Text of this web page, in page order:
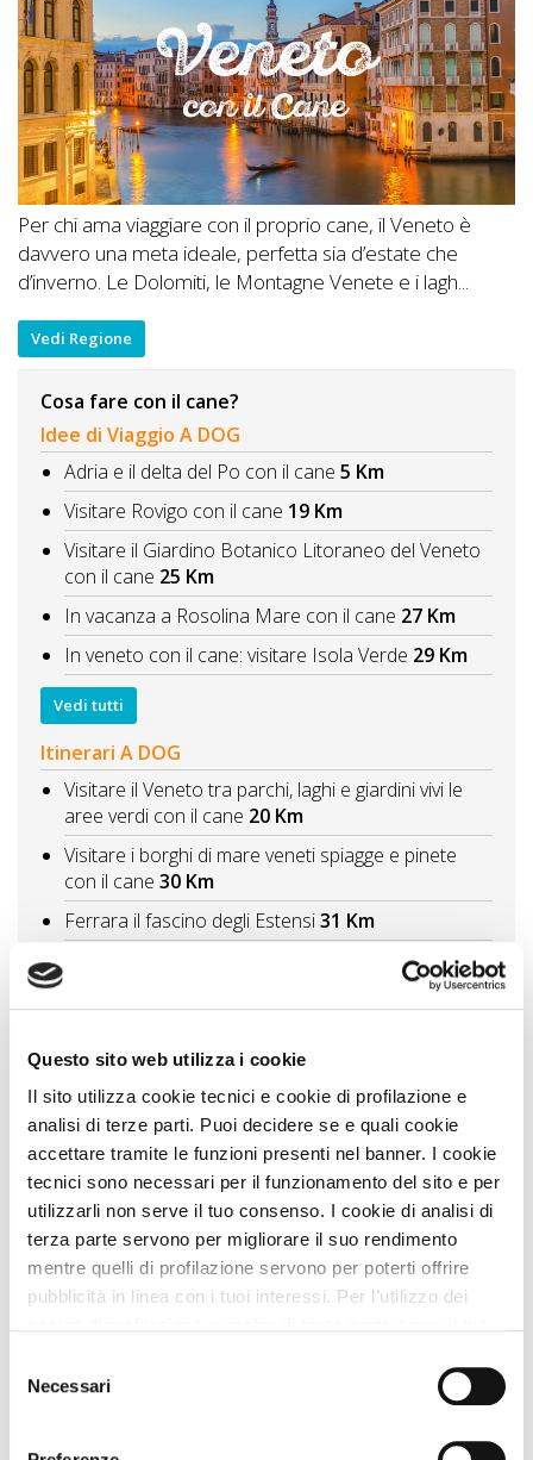
Questo sito web utilizza i cookie
Il sito utilizza cookie tecnici e cookie di profilazione e
analisi di terze parti. Puoi decidere se e quali cookie
accettare tramite le funzioni presenti nel banner. I cookie
tecnici sono necessari per il funzionamento del sito e per
utilizzarli non serve il tuo consenso. I cookie di analisi di
terza parte servono per migliorare il suo rendimento
mentre quelli di profilazione servono per poterti offrire
pubblicità in linea con i tuoi interessi. Per l’utilizzo dei
senza accettare” verranno installati solo i cookie tecnici.
Cliccando il pulsante “Accetta tutto” acconsenti all’utilizzo
di tutti i cookie. Cliccando il pulsante “mostra dettagli”
delNecessari
Per chi ama viaggiare con il proprio cane, il Veneto è
davvero una meta ideale, perfetta sia d’estate che
d’inverno. Le Dolomiti, le Montagne Venete e i lagh...
Vedi Regione
Cosa fare con il cane?
Idee di Viaggio A DOG
Adria e il delta del Po con il cane 5 Km
Visitare Rovigo con il cane 19 Km
Visitare il Giardino Botanico Litoraneo del Veneto
con il cane 25 Km
In vacanza a Rosolina Mare con il cane 27 Km
In veneto con il cane: visitare Isola Verde 29 Km
Vedi tutti
Itinerari A DOG
Visitare il Veneto tra parchi, laghi e giardini vivi le
aree verdi con il cane 20 Km
Visitare i borghi di mare veneti spiagge e pinete
con il cane 30 Km
Ferrara il fascino degli Estensi31 Km
Itinerario tra ville e castelli veneti cultura e natura
Zampa Vacanza Consiglia